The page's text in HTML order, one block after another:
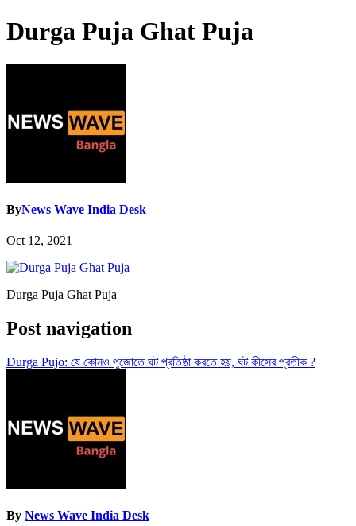
Durga Puja Ghat Puja
ByNews Wave India Desk
Oct 12, 2021
Durga Puja Ghat Puja
Post navigation
Durga Pujo: যে কোনও পুজোতে ঘট প্রতিষ্ঠা করতে হয়, ঘট কীসের প্রতীক ?
By News Wave India Desk